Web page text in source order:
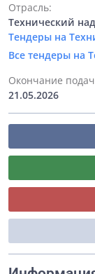
Отрасль:
Технический
Тендеры на
Все тендеры на
Окончание
21.05.2026